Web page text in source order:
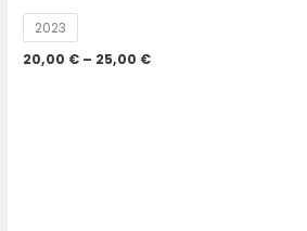
2023
20,00 € – 25,00 €